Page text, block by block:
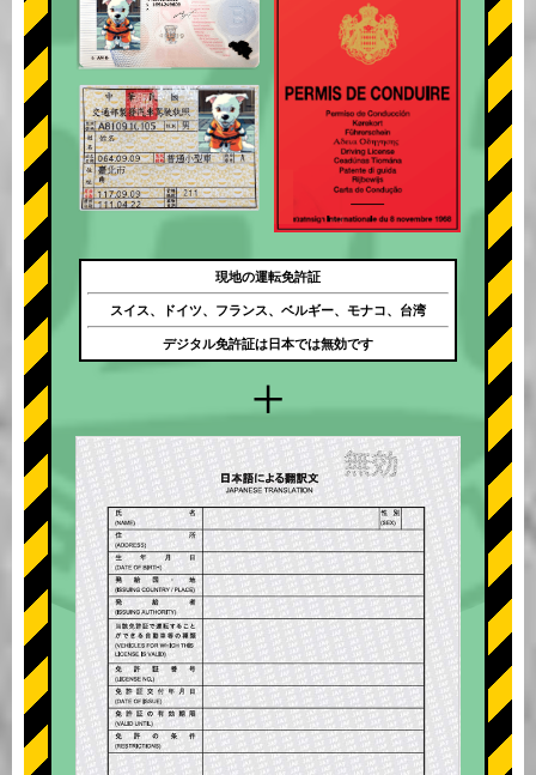
+
現地の運転免許証
スイス、ドイツ、フランス、ベルギー、モナコ、台湾
デジタル免許証は日本では無効です